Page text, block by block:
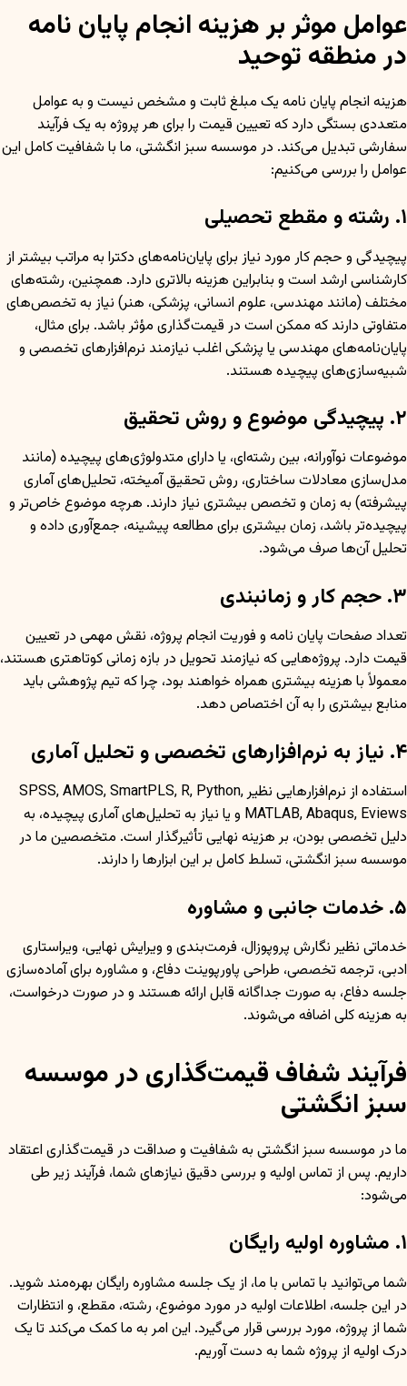
عوامل موثر بر هزینه انجام پایان نامه
در منطقه توحید
هزینه انجام پایان نامه یک مبلغ ثابت و مشخص نیست و به عوامل
متعددی بستگی دارد که تعیین قیمت را برای هر پروژه به یک فرآیند
سفارشی تبدیل می‌کند. در موسسه سبز انگشتی، ما با شفافیت کامل این
عوامل را بررسی می‌کنیم:
۱. رشته و مقطع تحصیلی
پیچیدگی و حجم کار مورد نیاز برای پایان‌نامه‌های دکترا به مراتب بیشتر از
کارشناسی ارشد است و بنابراین هزینه بالاتری دارد. همچنین، رشته‌های
مختلف (مانند مهندسی، علوم انسانی، پزشکی، هنر) نیاز به تخصص‌های
متفاوتی دارند که ممکن است در قیمت‌گذاری مؤثر باشد. برای مثال،
پایان‌نامه‌های مهندسی یا پزشکی اغلب نیازمند نرم‌افزارهای تخصصی و
شبیه‌سازی‌های پیچیده هستند.
۲. پیچیدگی موضوع و روش تحقیق
موضوعات نوآورانه، بین رشته‌ای، یا دارای متدولوژی‌های پیچیده (مانند
مدل‌سازی معادلات ساختاری، روش تحقیق آمیخته، تحلیل‌های آماری
پیشرفته) به زمان و تخصص بیشتری نیاز دارند. هرچه موضوع خاص‌تر و
پیچیده‌تر باشد، زمان بیشتری برای مطالعه پیشینه، جمع‌آوری داده و
تحلیل آن‌ها صرف می‌شود.
۳. حجم کار و زمانبندی
تعداد صفحات پایان نامه و فوریت انجام پروژه، نقش مهمی در تعیین
قیمت دارد. پروژه‌هایی که نیازمند تحویل در بازه زمانی کوتاهتری هستند،
معمولاً با هزینه بیشتری همراه خواهند بود، چرا که تیم پژوهشی باید
منابع بیشتری را به آن اختصاص دهد.
۴. نیاز به نرم‌افزارهای تخصصی و تحلیل آماری
استفاده از نرم‌افزارهایی نظیر SPSS, AMOS, SmartPLS, R, Python,
MATLAB, Abaqus, Eviews و یا نیاز به تحلیل‌های آماری پیچیده، به
دلیل تخصصی بودن، بر هزینه نهایی تأثیرگذار است. متخصصین ما در
موسسه سبز انگشتی، تسلط کامل بر این ابزارها را دارند.
۵. خدمات جانبی و مشاوره
خدماتی نظیر نگارش پروپوزال، فرمت‌بندی و ویرایش نهایی، ویراستاری
ادبی، ترجمه تخصصی، طراحی پاورپوینت دفاع، و مشاوره برای آماده‌سازی
جلسه دفاع، به صورت جداگانه قابل ارائه هستند و در صورت درخواست،
به هزینه کلی اضافه می‌شوند.
فرآیند شفاف قیمت‌گذاری در موسسه
سبز انگشتی
ما در موسسه سبز انگشتی به شفافیت و صداقت در قیمت‌گذاری اعتقاد
داریم. پس از تماس اولیه و بررسی دقیق نیازهای شما، فرآیند زیر طی
می‌شود:
۱. مشاوره اولیه رایگان
شما می‌توانید با تماس با ما، از یک جلسه مشاوره رایگان بهره‌مند شوید.
در این جلسه، اطلاعات اولیه در مورد موضوع، رشته، مقطع، و انتظارات
شما از پروژه، مورد بررسی قرار می‌گیرد. این امر به ما کمک می‌کند تا یک
درک اولیه از پروژه شما به دست آوریم.